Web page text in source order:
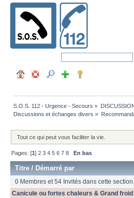
S.O.S. 112 - Urgence - Secours »
Discussions et échanges divers »
Tout ce qui peut vous faciliter la vie.
Pages: [1]2 3 4 5 6 7 8 En bas
Titre / Démarré par
0 Membres et 54 Invités dans cette section.
Canicule ou fortes chaleurs & Grand